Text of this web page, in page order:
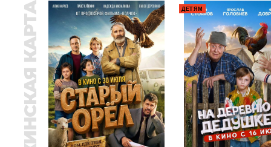
ПУШКИНСКАЯ КАРТА ДЕТЯМ